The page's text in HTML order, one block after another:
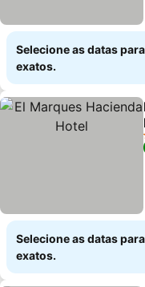
Selecione as datas
exatos.
Selecione as datas
exatos.